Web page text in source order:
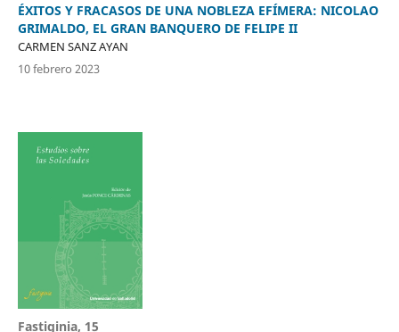
ÉXITOS Y FRACASOS DE UNA NOBLEZA EFÍMERA: NICOLAO
GRIMALDO, EL GRAN BANQUERO DE FELIPE II
CARMEN SANZ AYAN
10 febrero 2023
Fastiginia, 15